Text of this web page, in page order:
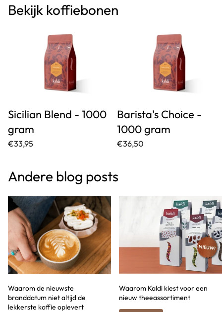
Bekijk koffiebonen
Sicilian Blend - 1000
gram
€33,95
Barista's Choice -
1000 gram
€36,50
Andere blog posts
Waarom de nieuwste
branddatum niet altijd de
lekkerste koffie oplevert
Waarom Kaldi kiest voor een
nieuw theeassortiment